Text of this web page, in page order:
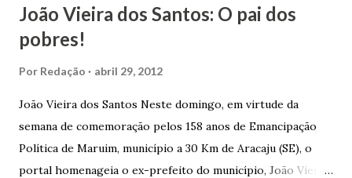
João Vieira dos Santos: O pai dos
pobres!
Por Redação abril 29, 2012
João Vieira dos Santos Neste domingo, em virtude da
semana de comemoração pelos 158 anos de Emancipação
Política de Maruim, município a 30 Km de Aracaju (SE), o
portal homenageia o ex-prefeito do município, João Vieira